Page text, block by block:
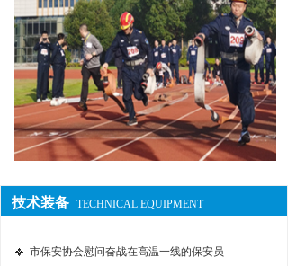
技术装备 TECHNICAL EQUIPMENT
市保安协会慰问奋战在高温一线的保安员